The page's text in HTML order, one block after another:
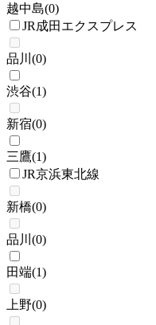
越中島(0)
JR成田エクスプレス
品川 (0)
渋谷(1)
新宿(0)
三鷹(1)
JR京浜東北線
新橋(0)
品川 (0)
田端(1)
上野(0)